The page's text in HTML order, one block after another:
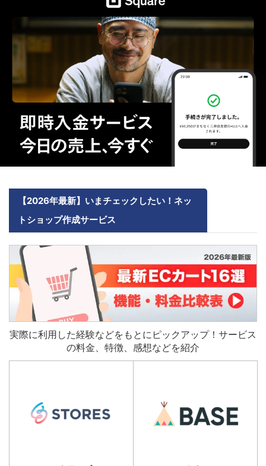
【2026年最新】いまチェックしたい！ネッ
トショップ作成サービス
実際に利用した経験などをもとにピックアップ！サービス
の料金、特徴、感想などを紹介